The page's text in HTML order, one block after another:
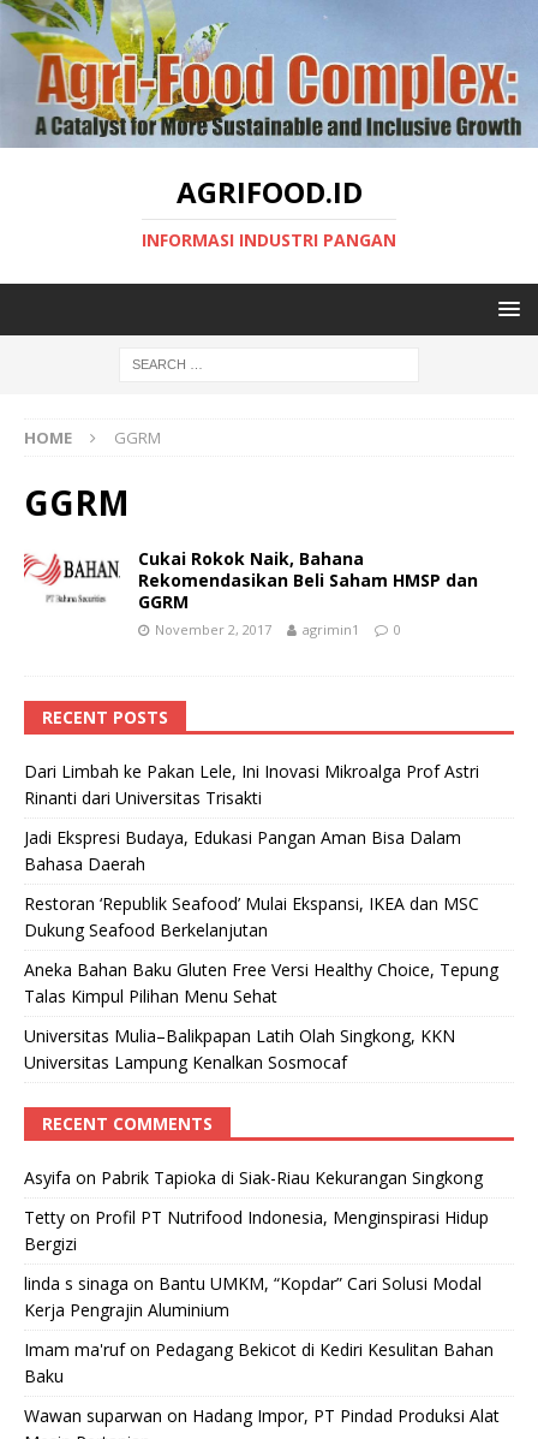
AGRIFOOD.ID
INFORMASI INDUSTRI PANGAN
HOME GGRM
GGRM
Cukai Rokok Naik, Bahana
Rekomendasikan Beli Saham HMSP dan
GGRM
November 2, 2017 agrimin1 0
RECENT POSTS
Dari Limbah ke Pakan Lele, Ini Inovasi Mikroalga Prof Astri
Rinanti dari Universitas Trisakti
Jadi Ekspresi Budaya, Edukasi Pangan Aman Bisa Dalam
Bahasa Daerah
Restoran ‘Republik Seafood’ Mulai Ekspansi, IKEA dan MSC
Dukung Seafood Berkelanjutan
Aneka Bahan Baku Gluten Free Versi Healthy Choice, Tepung
Talas Kimpul Pilihan Menu Sehat
Universitas Mulia–Balikpapan Latih Olah Singkong, KKN
Universitas Lampung Kenalkan Sosmocaf
RECENT COMMENTS
Asyifa on Pabrik Tapioka di Siak-Riau Kekurangan Singkong
Tetty on Profil PT Nutrifood Indonesia, Menginspirasi Hidup
Bergizi
linda s sinaga on Bantu UMKM, “Kopdar” Cari Solusi Modal
Kerja Pengrajin Aluminium
Imam ma'rufon Pedagang Bekicot di Kediri Kesulitan Bahan
Baku
Wawan suparwan on Hadang Impor, PT Pindad Produksi Alat